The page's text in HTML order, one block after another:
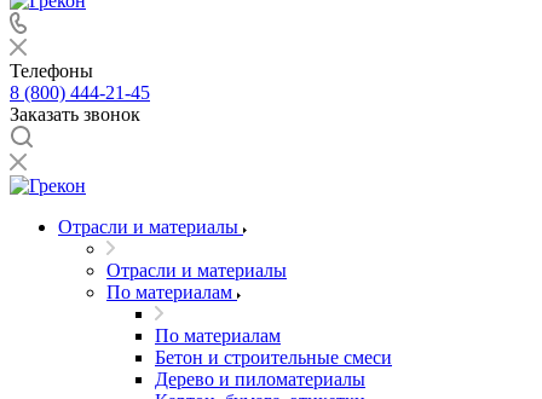
Телефоны
8 (800) 444-21-45
Заказать звонок
Отрасли и материалы
Отрасли и материалы
По материалам
По материалам
Бетон и строительные смеси
Дерево и пиломатериалы